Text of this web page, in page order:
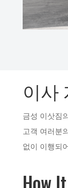
이사
금성 이삿짐
고객 여러분
없이 이행되
How